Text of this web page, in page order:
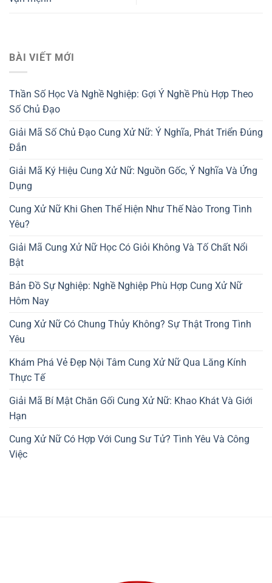
BÀI VIẾT MỚI
Thần Số Học Và Nghề Nghiệp: Gợi Ý Nghề Phù Hợp Theo
Số Chủ Đạo
Giải Mã Số Chủ Đạo Cung Xử Nữ: Ý Nghĩa, Phát Triển Đúng
Đắn
Giải Mã Ký Hiệu Cung Xử Nữ: Nguồn Gốc, Ý Nghĩa Và Ứng
Dụng
Cung Xử Nữ Khi Ghen Thể Hiện Như Thế Nào Trong Tình
Yêu?
Giải Mã Cung Xử Nữ Học Có Giỏi Không Và Tố Chất Nổi
Bật
Bản Đồ Sự Nghiệp: Nghề Nghiệp Phù Hợp Cung Xử Nữ
Hôm Nay
Cung Xử Nữ Có Chung Thủy Không? Sự Thật Trong Tình
Yêu
Khám Phá Vẻ Đẹp Nội Tâm Cung Xử Nữ Qua Lăng Kính
Thực Tế
Giải Mã Bí Mật Chăn Gối Cung Xử Nữ: Khao Khát Và Giới
Hạn
Cung Xử Nữ Có Hợp Với Cung Sư Tử? Tình Yêu Và Công
Việc